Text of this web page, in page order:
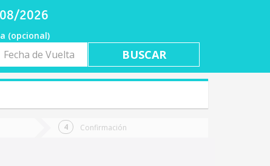
2026
(opcional)
Confirmación